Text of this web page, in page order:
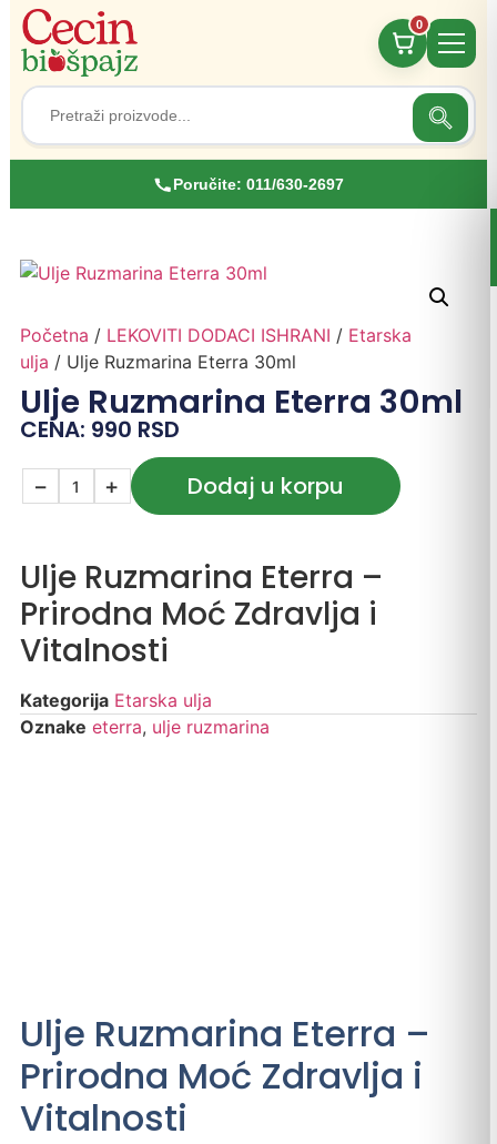
Search
for:
0
Poručite: 011/630-2697
Početna / LEKOVITI DODACI ISHRANI / Etarska
ulja / Ulje Ruzmarina Eterra 30ml
Ulje Ruzmarina Eterra 30ml
CENA: 990 RSD
− + Dodaj u korpu
Ulje Ruzmarina Eterra –
Prirodna Moć Zdravlja i
Vitalnosti
Kategorija Etarska ulja
Oznake eterra, ulje ruzmarina
Ulje Ruzmarina Eterra –
Prirodna Moć Zdravlja i
Vitalnosti